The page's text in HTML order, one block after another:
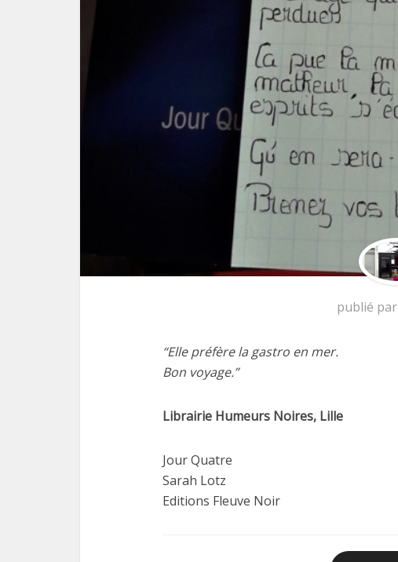
publié par
“Elle préfère la gastro en mer.
Bon voyage.”
Librairie Humeurs Noires, Lille
Jour Quatre
Sarah Lotz
Editions Fleuve Noir